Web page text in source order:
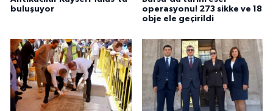
buluşuyor
operasyonu! 273 sikke ve 18
obje ele geçirildi